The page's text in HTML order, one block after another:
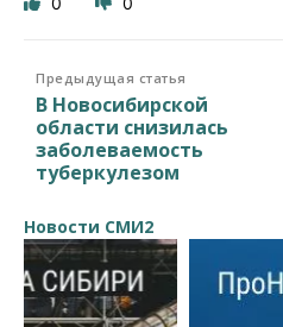
Предыдущая статья
В Новосибирской
области снизилась
заболеваемость
туберкулезом
Новости СМИ2